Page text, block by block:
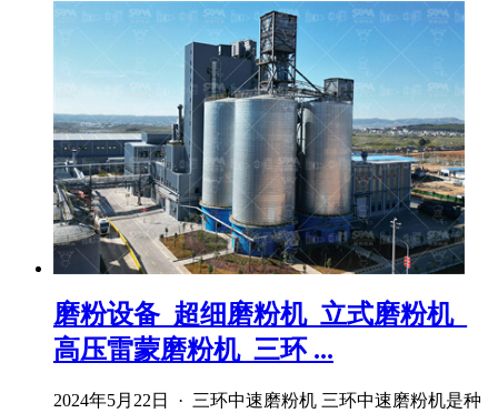
磨粉设备_超细磨粉机_立式磨粉机_
高压雷蒙磨粉机_三环 ...
2024年5月22日 · 三环中速磨粉机 三环中速磨粉机是种